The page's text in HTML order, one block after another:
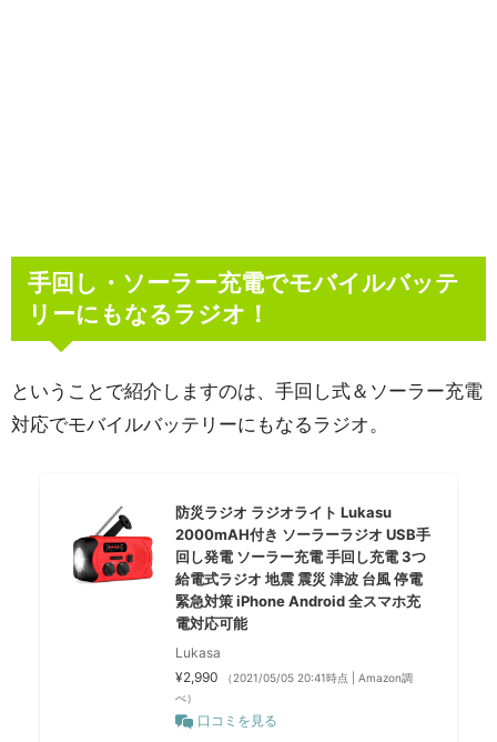
手回し・ソーラー充電でモバイルバッテ
リーにもなるラジオ！
ということで紹介しますのは、手回し式＆ソーラー充電
対応でモバイルバッテリーにもなるラジオ。
防災ラジオ ラジオライト Lukasu
2000mAH付き ソーラーラジオ USB手
回し発電 ソーラー充電 手回し充電 3つ
給電式ラジオ 地震 震災 津波 台風 停電
緊急対策 iPhone Android 全スマホ充
電対応可能
Lukasa
¥2,990
（2021/05/05 20:41時点 | Amazon調
べ）
口コミを見る